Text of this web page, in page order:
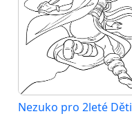
Nezuko pro 2leté Děti